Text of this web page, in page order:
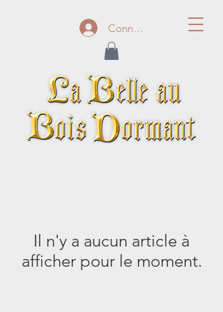
Connexion
Il n'y a aucun article à
afficher pour le moment.